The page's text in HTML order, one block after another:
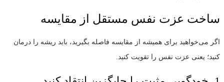
ساخت عزت نفس مستقل از مقایسه
اگر می‌خواهید برای همیشه از مقایسه فاصله بگیرید، باید ریشه را درمان
کنید؛ یعنی عزت نفس را تقویت کنید.